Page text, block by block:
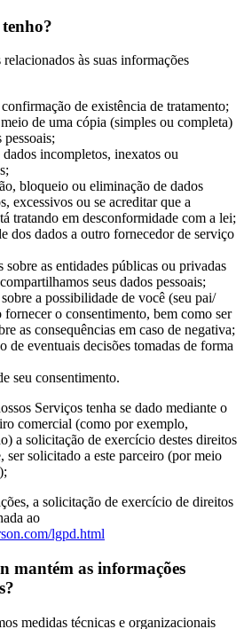
às suas informações
de existência de tratamento;
de uma cópia (simples ou completa)
pessoais;
incompletos, inexatos ou
bloqueio ou eliminação de dados
excessivos ou se acreditar que a
tratando em desconformidade com a lei;
dos dados a outro fornecedor de serviço
sobre as entidades públicas ou privadas
seus dados pessoais;
a possibilidade de você (seu pai/
fornecer o consentimento, bem como ser
as consequências em caso de negativa;
de eventuais decisões tomadas de forma
seu consentimento.
Serviços tenha se dado mediante o
comercial (como por exemplo,
a solicitação de exercício destes direitos
ser solicitado a este parceiro (por meio
a solicitação de exercício de direitos
ao
lgpd.html
mantém as informações
medidas técnicas e organizacionais